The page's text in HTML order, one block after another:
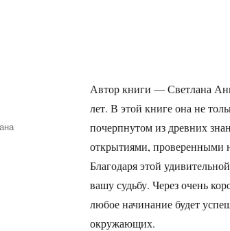
Автор книги — Светлана
лет. В этой книге она не
почерпнутом из древних
открытиями, проверенными
Благодаря этой
вашу судьбу. Через очень
любое начинание будет
окружающих.